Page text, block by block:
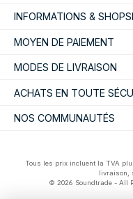
INFORMATIONS &
MOYEN DE PAIEMENT
MODES DE LIVRAISON
ACHATS EN TOUTE
NOS COMMUNAUTÉS
Tous les prix incluent la TVA
livraison,
© 2026 Soundtrade - All